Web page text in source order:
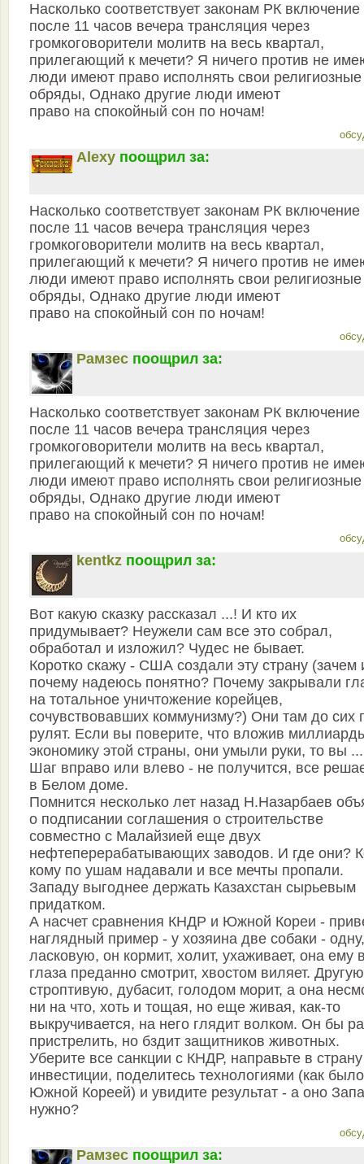
Насколько соответствует законам РК включение
после 11 часов вечера трансляция через
громкоговорители молитв на весь квартал,
прилегающий к мечети? Я ничего против не
люди имеют право исполнять свои религиозные
обряды, Однако другие люди имеют
право на спокойный сон по ночам!
Alexy поощрил за:
Насколько соответствует законам РК включение
после 11 часов вечера трансляция через
громкоговорители молитв на весь квартал,
прилегающий к мечети? Я ничего против не
люди имеют право исполнять свои религиозные
обряды, Однако другие люди имеют
право на спокойный сон по ночам!
Рамзес поощрил за:
Насколько соответствует законам РК включение
после 11 часов вечера трансляция через
громкоговорители молитв на весь квартал,
прилегающий к мечети? Я ничего против не
люди имеют право исполнять свои религиозные
обряды, Однако другие люди имеют
право на спокойный сон по ночам!
kentkz поощрил за:
Вот какую сказку рассказал ...! И кто их
придумывает? Неужели сам все это собрал,
обработал и изложил? Чудес не бывает.
Коротко скажу - США создали эту страну (зачем
почему надеюсь понятно? Почему закрывали
на тотальное уничтожение корейцев,
сочувствовавших коммунизму?) Они там до сих
рулят. Если вы поверите, что вложив
экономику этой страны, они умыли руки, то вы
Шаг вправо или влево - не получится, все
в Белом доме.
Помнится несколько лет назад Н.Назарбаев
о подписании соглашения о строительстве
совместно с Малайзией еще двух
нефтеперерабатывающих заводов. И где они?
кому по ушам надавали и все мечты пропали.
Западу выгоднее держать Казахстан сырьевым
придатком.
А насчет сравнения КНДР и Южной Кореи -
наглядный пример - у хозяина две собаки - одну,
ласковую, он кормит, холит, ухаживает, она ему
глаза преданно смотрит, хвостом виляет.
строптивую, дубасит, голодом морит, а она
ни на что, хоть и тощая, но еще живая, как-то
выкручивается, на него глядит волком. Он бы
пристрелить, но бздит защитников животных.
Уберите все санкции с КНДР, направьте в страну
инвестиции, поделитесь технологиями (как
Южной Кореей) и увидите результат - а оно
нужно?
Рамзес поощрил за: